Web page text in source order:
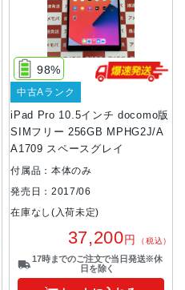
iPad Pro 10.5インチ docomo版
SIMフリー 256GB MPHG2J/A
A1709 スペースグレイ
98%
中古Aランク
付属品：本体のみ
発売日：2017/06
在庫なし(入荷未定)
37,200円 （税込）
17時までのご注文で当日発送※休
日を除く